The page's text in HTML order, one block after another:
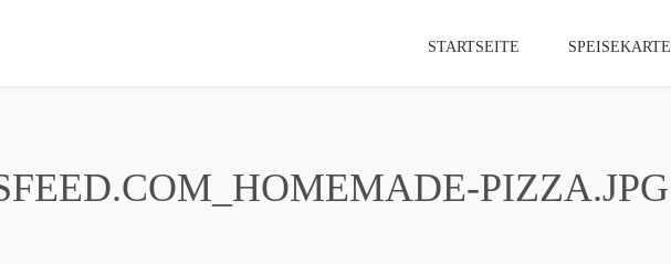
STARTSEITE SPEISEKARTE
PIZZA.JPG